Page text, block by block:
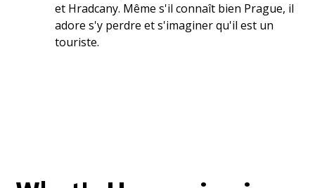
et Hradcany. Même s'il connaît bien Prague, il
adore s'y perdre et s'imaginer qu'il est un
touriste.